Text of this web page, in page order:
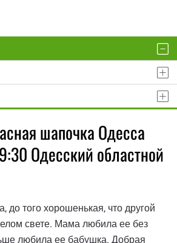
шапочка Одесса
Одесский областной
до того хорошенькая, что другой
свете. Мама любила ее без
любила ее бабушка. Добрая